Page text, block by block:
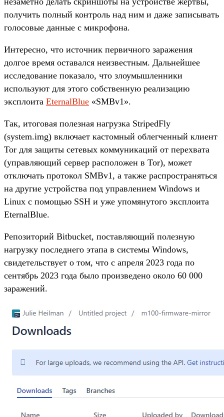
получить полный контроль над ним и даже записывать
голосовые данные с микрофона.
Интересно, что источник первичного заражения
долгое время оставался неизвестным. Дальнейшее
исследование показало, что злоумышленники
используют для этого собственную реализацию
эксплоита EternalBlue «SMBv1».
Так, итоговая полезная нагрузка StripedFly
(system.img) включает кастомный облегченный клиент
Tor для защиты сетевых коммуникаций от перехвата
(управляющий сервер расположен в Tor), может
отключать протокол SMBv1, а также распространяться
на другие устройства под управлением Windows и
Linux с помощью SSH и уже упомянутого эксплоита
EternalBlue.
Репозиторий Bitbucket, поставляющий полезную
нагрузку последнего этапа в системы Windows,
свидетельствует о том, что с апреля 2023 года по
сентябрь 2023 года было произведено около 60 000
заражений.